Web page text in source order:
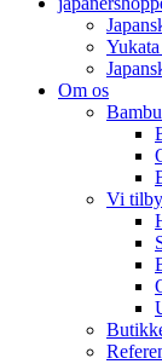
Om os
Vi